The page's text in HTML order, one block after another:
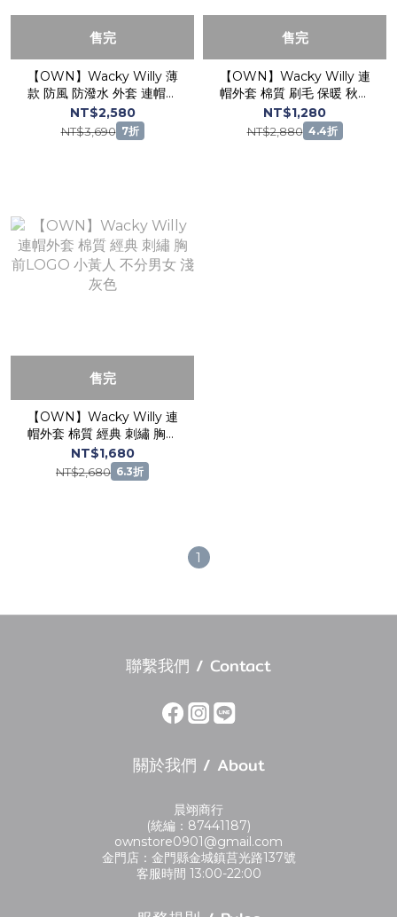
售完
【OWN】Wacky Willy 薄
款 防風 防潑水 外套 連帽外
套 送娃娃吊飾 小黃人 小飛
人 韓國 春夏新品 黑色 淺黃
NT$2,580
NT$3,690 7折
售完
【OWN】Wacky Willy 連
帽外套 棉質 刷毛 保暖 秋冬
新品 經典小黃人 韓國 綠色
Oversize
NT$1,280
NT$2,880 4.4折
售完
【OWN】Wacky Willy 連
帽外套 棉質 經典 刺繡 胸前
LOGO 小黃人 不分男女 淺
灰色
NT$1,680
NT$2,680 6.3折
1
聯繫我們 / Contact
關於我們 / About
晨翊商行
(統編：87441187)
ownstore0901@gmail.com
金門店：金門縣金城鎮莒光路137號
客服時間 13:00-22:00